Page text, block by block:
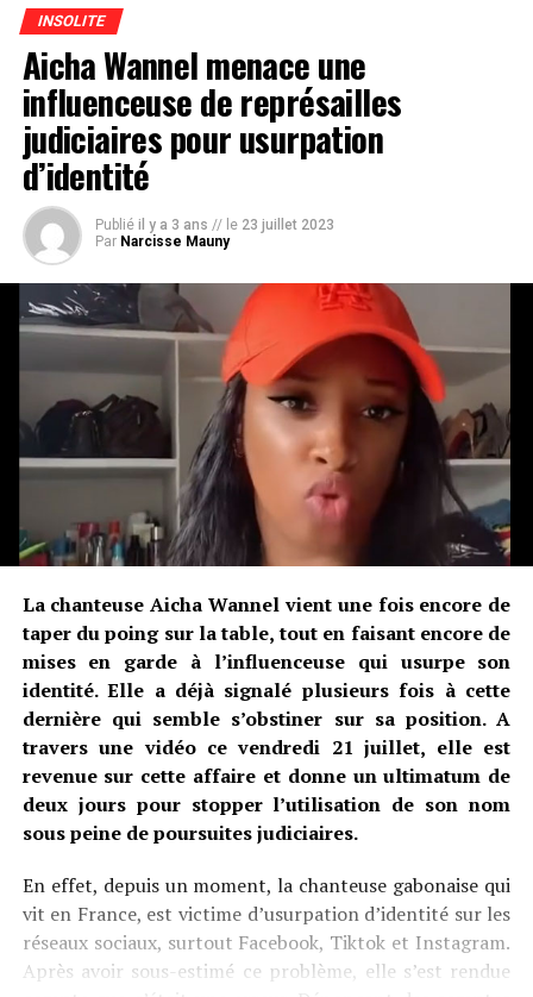
INSOLITE
Aicha Wannel menace une
influenceuse de représailles
judiciaires pour usurpation
d’identité
Publié il y a 3 ans // le 23 juillet 2023
Par Narcisse Mauny
La chanteuse Aicha Wannel vient une fois encore de
taper du poing sur la table, tout en faisant encore de
mises en garde à l’influenceuse qui usurpe son
identité. Elle a déjà signalé plusieurs fois à cette
dernière qui semble s’obstiner sur sa position. A
travers une vidéo ce vendredi 21 juillet, elle est
revenue sur cette affaire et donne un ultimatum de
deux jours pour stopper l’utilisation de son nom
sous peine de poursuites judiciaires.
En effet, depuis un moment, la chanteuse gabonaise qui
vit en France, est victime d’usurpation d’identité sur les
réseaux sociaux, surtout Facebook, Tiktok et Instagram.
Après avoir sous-estimé ce problème, elle s’est rendue